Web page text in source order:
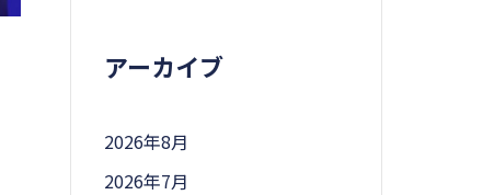
アーカイブ
2026年8月
2026年7月